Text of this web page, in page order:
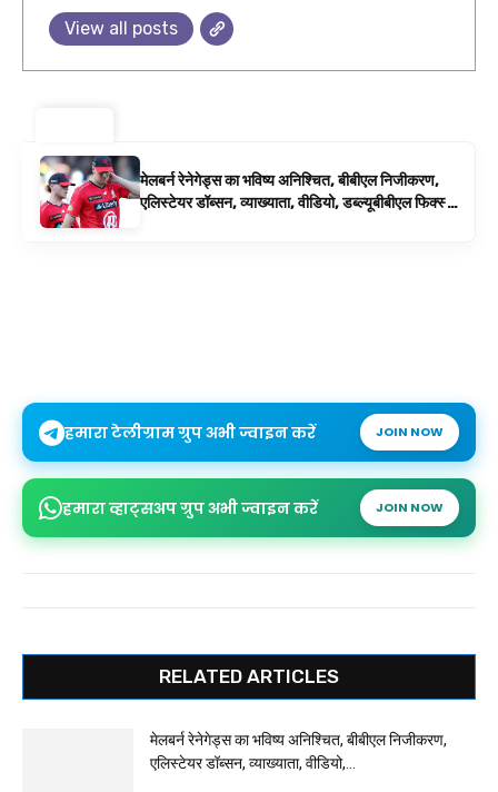
View all posts
मेलबर्न रेनेगेड्स का भविष्य अनिश्चित, बीबीएल निजीकरण,
एलिस्टेयर डॉब्सन, व्याख्याता, वीडियो, डब्ल्यूबीबीएल फिक्स्चर
हमारा टेलीग्राम ग्रुप अभी ज्वाइन करें JOIN NOW
हमारा व्हाट्सअप ग्रुप अभी ज्वाइन करें JOIN NOW
RELATED ARTICLES
मेलबर्न रेनेगेड्स का भविष्य अनिश्चित, बीबीएल निजीकरण,
एलिस्टेयर डॉब्सन, व्याख्याता, वीडियो,...